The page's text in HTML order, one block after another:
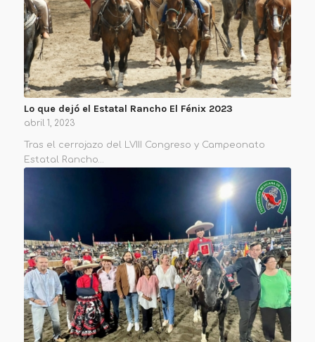
Lo que dejó el Estatal Rancho El Fénix 2023
abril 1, 2023
Tras el cerrojazo del LVIII Congreso y Campeonato
Estatal Rancho…